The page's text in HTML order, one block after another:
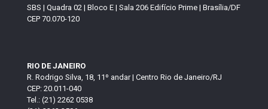
SBS | Quadra 02 | Bloco E | Sala 206 Edifício Prime | Brasília/DF
CEP 70.070-120
RIO DE JANEIRO
R. Rodrigo Silva, 18, 11º andar | Centro Rio de Janeiro/RJ
CEP: 20.011-040
Tel.: (21) 2262 0538